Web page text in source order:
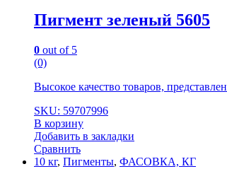
Пигмент зеленый 5605
0 out of 5
(0)
Высокое качество товаров,
SKU: 59707996
В корзину
Добавить в закладки
Сравнить
10 кг, Пигменты, ФАСОВКА, КГ